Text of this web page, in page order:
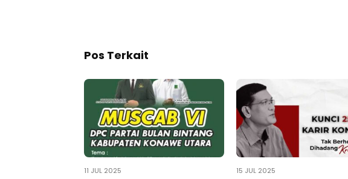
Pos Terkait
11 JUL 2025 15 JUL 2025